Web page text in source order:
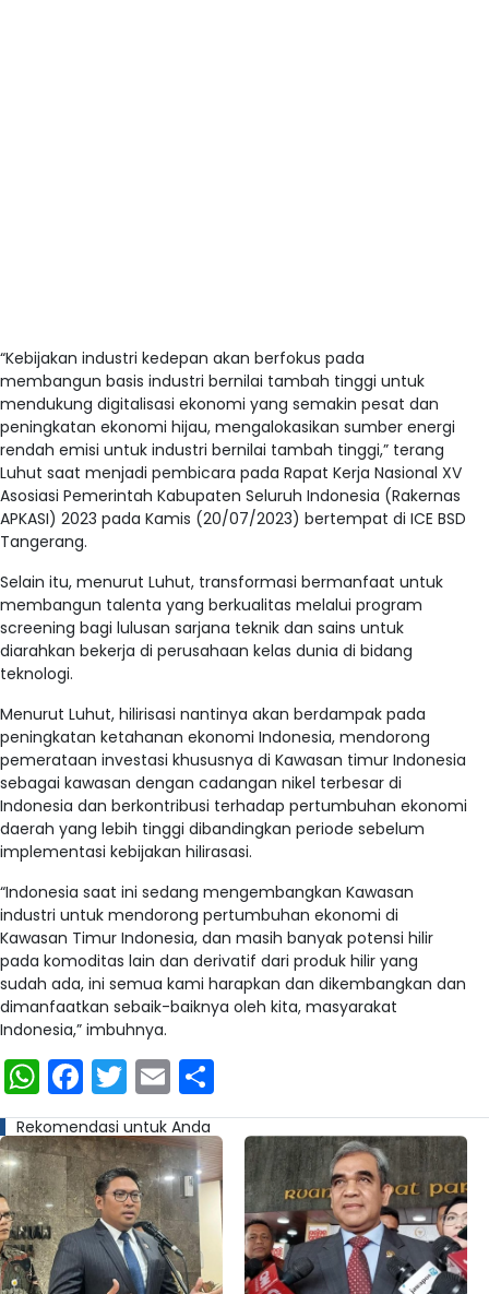
“Kebijakan industri kedepan akan berfokus pada
membangun basis industri bernilai tambah tinggi untuk
mendukung digitalisasi ekonomi yang semakin pesat dan
peningkatan ekonomi hijau, mengalokasikan sumber energi
rendah emisi untuk industri bernilai tambah tinggi,” terang
Luhut saat menjadi pembicara pada Rapat Kerja Nasional XV
Asosiasi Pemerintah Kabupaten Seluruh Indonesia (Rakernas
APKASI) 2023 pada Kamis (20/07/2023) bertempat di ICE BSD
Tangerang.
Selain itu, menurut Luhut, transformasi bermanfaat untuk
membangun talenta yang berkualitas melalui program
screening bagi lulusan sarjana teknik dan sains untuk
diarahkan bekerja di perusahaan kelas dunia di bidang
teknologi.
Menurut Luhut, hilirisasi nantinya akan berdampak pada
peningkatan ketahanan ekonomi Indonesia, mendorong
pemerataan investasi khususnya di Kawasan timur Indonesia
sebagai kawasan dengan cadangan nikel terbesar di
Indonesia dan berkontribusi terhadap pertumbuhan ekonomi
daerah yang lebih tinggi dibandingkan periode sebelum
implementasi kebijakan hilirasasi.
“Indonesia saat ini sedang mengembangkan Kawasan
industri untuk mendorong pertumbuhan ekonomi di
Kawasan Timur Indonesia, dan masih banyak potensi hilir
pada komoditas lain dan derivatif dari produk hilir yang
sudah ada, ini semua kami harapkan dan dikembangkan dan
dimanfaatkan sebaik-baiknya oleh kita, masyarakat
Indonesia,” imbuhnya.
WhatsApp
Facebook
Twitter
Email
Rekomendasi untuk Anda